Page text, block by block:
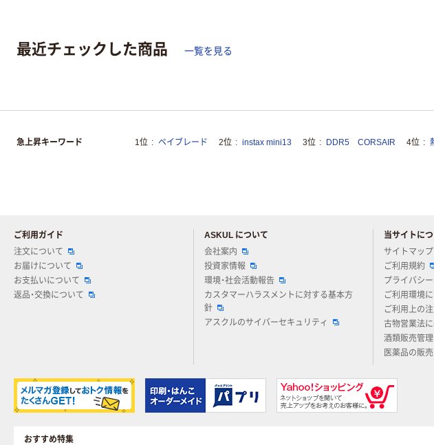
最近チェックした商品 一覧を見る
急上昇キーワード 1位 ベイブレード 2位 instax mini13 3位 DDR5 CORSAIR 4位
ご利用ガイド
注文について
お届けについて
お支払いについて
返品・交換について
ASKUL について
会社案内
投資家情報
環境・社会活動報告
カスタマーハラスメントに対する基本方
針
アスクルのサイバーセキュリティ
当サイトに
サイトマップ
ご利用規約
プライバシ
ご利用環境
ご利用上の
古物営業法
酒類販売管
医薬品の販
おすすめ特集